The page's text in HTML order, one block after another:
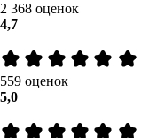
2 368 оценок
4,7
559 оценок
5,0